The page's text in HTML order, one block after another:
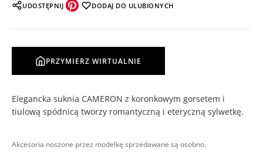
UDOSTĘPNIJ DODAJ DO ULUBIONYCH
PRZYMIERZ WIRTUALNIE
Elegancka suknia CAMERON z koronkowym gorsetem i
tiulową spódnicą tworzy romantyczną i eteryczną sylwetkę.
Akcesoria noszone przez modelkę sprzedawane są osobno.